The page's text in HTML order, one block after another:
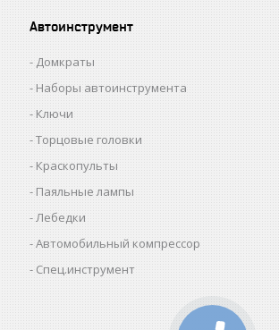
Автоинструмент
Домкраты
Наборы автоинструмента
Ключи
Торцовые головки
Краскопульты
Паяльные лампы
Лебедки
Автомобильный компрессор
Спец.инструмент